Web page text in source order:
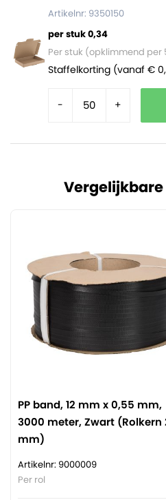
Artikelnr: 9350150
per stuk 0,34
Per stuk (opklimmend per
Staffelkorting (vanaf €
- +
PP band, 12 mm x 0,55 mm,
3000 meter, Zwart (Rolkern
mm)
Artikelnr: 9000009
Per rol